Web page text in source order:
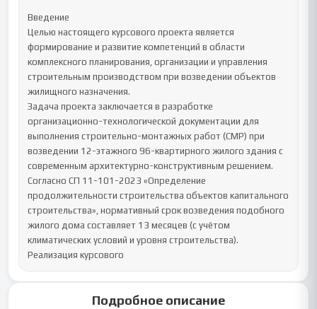
Введение
Целью настоящего курсового проекта является
формирование и развитие компетенций в области
комплексного планирования, организации и управления
строительным производством при возведении объектов
жилищного назначения.
Задача проекта заключается в разработке
организационно-технологической документации для
выполнения строительно-монтажных работ (СМР) при
возведении 12-этажного 96-квартирного жилого здания с
современным архитектурно-конструктивным решением.
Согласно СП 11-101-2023 «Определение
продолжительности строительства объектов капитального
строительства», нормативный срок возведения подобного
жилого дома составляет 13 месяцев (с учётом
климатических условий и уровня строительства).
Реализация курсового
Подробное описание